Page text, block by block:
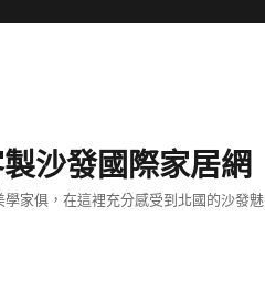
沙發國際家居網
家俱，在這裡充分感受到北國的沙發